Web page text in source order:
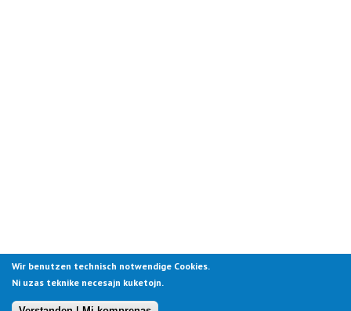
Wir benutzen technisch notwendige Cookies.
Ni uzas teknike necesajn kuketojn.